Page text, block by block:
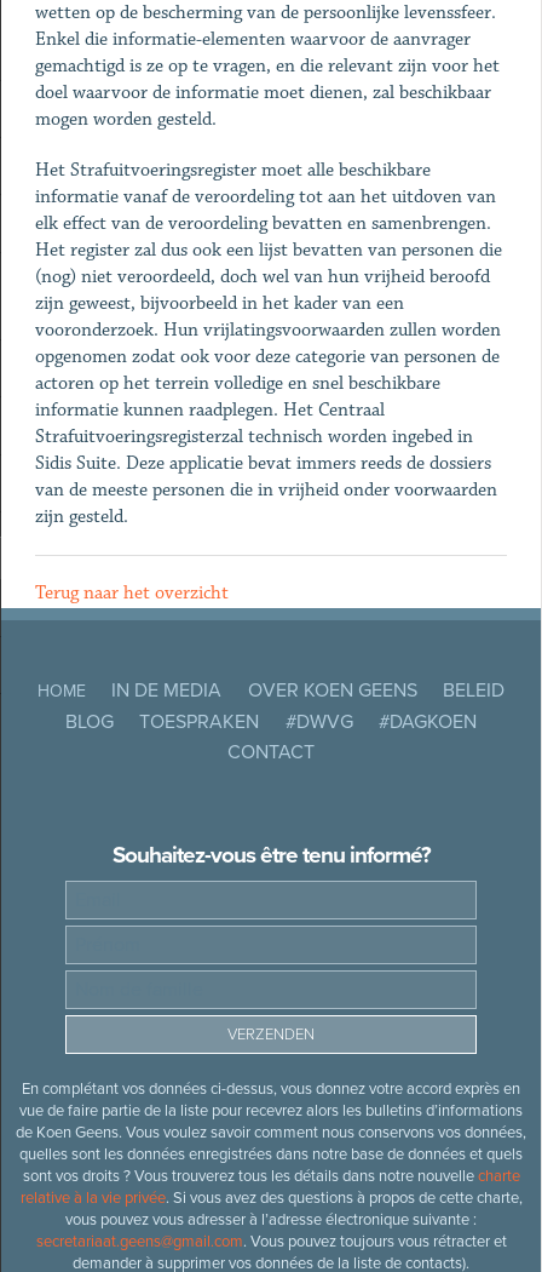
wetten op de bescherming van de persoonlijke levenssfeer.
Enkel die informatie-elementen waarvoor de aanvrager
gemachtigd is ze op te vragen, en die relevant zijn voor het
doel waarvoor de informatie moet dienen, zal beschikbaar
mogen worden gesteld.
Het Strafuitvoeringsregister moet alle beschikbare
informatie vanaf de veroordeling tot aan het uitdoven van
elk effect van de veroordeling bevatten en samenbrengen.
Het register zal dus ook een lijst bevatten van personen die
(nog) niet veroordeeld, doch wel van hun vrijheid beroofd
zijn geweest, bijvoorbeeld in het kader van een
vooronderzoek. Hun vrijlatingsvoorwaarden zullen worden
opgenomen zodat ook voor deze categorie van personen de
actoren op het terrein volledige en snel beschikbare
informatie kunnen raadplegen. Het Centraal
Strafuitvoeringsregisterzal technisch worden ingebed in
Sidis Suite. Deze applicatie bevat immers reeds de dossiers
van de meeste personen die in vrijheid onder voorwaarden
zijn gesteld.
Terug naar het overzicht
HOME IN DE MEDIA OVER KOEN GEENS
BELEID
BLOG
TOESPRAKEN #DWVG
#DAGKOEN
CONTACT
Souhaitez-vous être tenu informé?
En complétant vos données ci-dessus, vous donnez votre accord exprès en
vue de faire partie de la liste pour recevrez alors les bulletins d’informations
de Koen Geens. Vous voulez savoir comment nous conservons vos données,
quelles sont les données enregistrées dans notre base de données et quels
sont vos droits ? Vous trouverez tous les détails dans notre nouvellecharte
relative à la vie privée. Si vous avez des questions à propos de cette charte,
vous pouvez vous adresser à l’adresse électronique suivante :
secretariaat.geens@gmail.com. Vous pouvez toujours vous rétracter et
demander à supprimer vos données de la liste de contacts).